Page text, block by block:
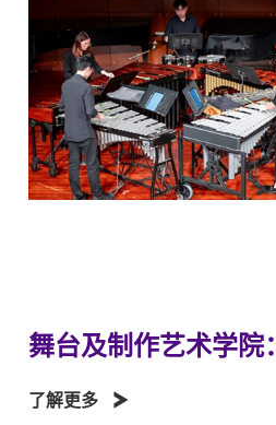
舞台及制作艺术学院
了解更多